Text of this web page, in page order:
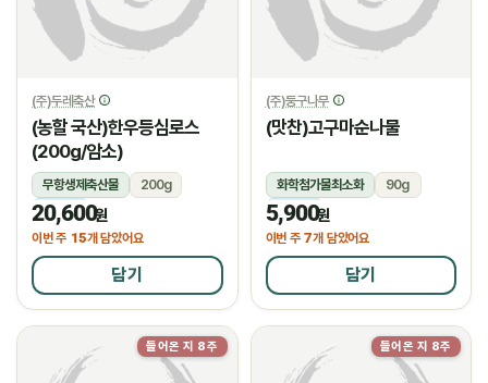
(주)두레축산
(농할 국산)한우등심로스
(200g/암소)
무항생제축산물
200g
냉장
20,600원
이번 주 15개 담았어요
담기
(주)둥구나무
(맛찬)고구마순나물
화학첨가물최소화
90g
냉장
5,900원
이번 주 7개 담았어요
담기
들어온 지 8주 들어온 지 8주